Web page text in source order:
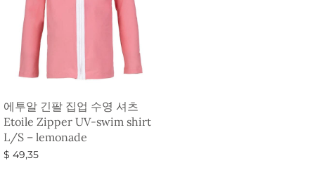
에투알 긴팔 집업 수영 셔츠
Etoile Zipper UV-swim shirt
L/S – lemonade
$ 49,35